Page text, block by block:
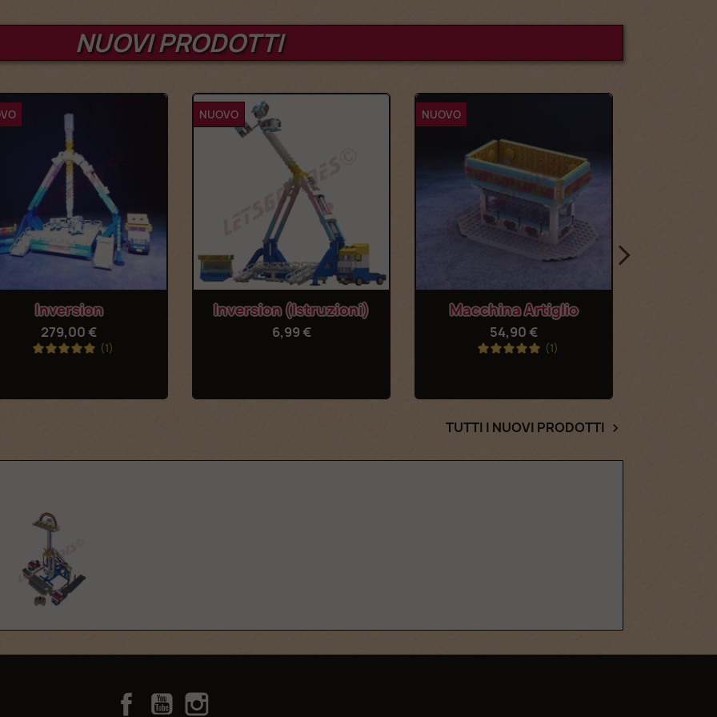
NUOVI PRODOTTI
Inversion (Istruzioni)
NUOVO
Anteprima
Macchina Artiglio 
Macchina Artiglio
TUTTI I NUOVI PRODOTTI 
FacebookYouTube